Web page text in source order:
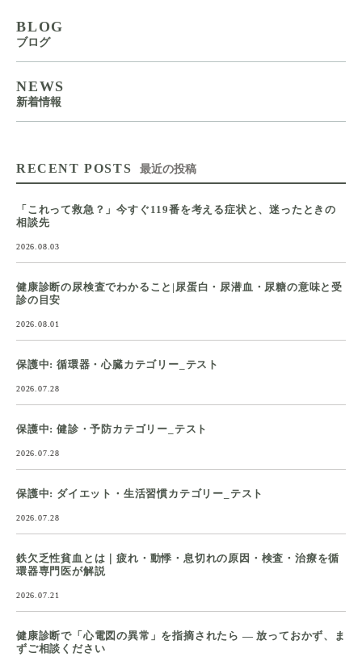
BLOG
ブログ
NEWS
新着情報
RECENT POSTS 最近の投稿
「これって救急？」今すぐ119番を考える症状と、迷ったときの
相談先
2026.08.03
健康診断の尿検査でわかること|尿蛋白・尿潜血・尿糖の意味と受
診の目安
2026.08.01
保護中: 循環器・心臓カテゴリー_テスト
2026.07.28
保護中: 健診・予防カテゴリー_テスト
2026.07.28
保護中: ダイエット・生活習慣カテゴリー_テスト
2026.07.28
鉄欠乏性貧血とは｜疲れ・動悸・息切れの原因・検査・治療を循
環器専門医が解説
2026.07.21
健康診断で「心電図の異常」を指摘されたら ― 放っておかず、ま
ずご相談ください